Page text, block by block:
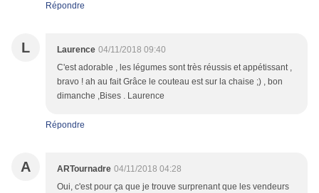
Répondre
L Laurence 04/11/2018 09:40
C'est adorable , les légumes sont très réussis et appétissant ,
bravo ! ah au fait Grâce le couteau est sur la chaise ;) , bon
dimanche ,Bises . Laurence
Répondre
A ARTournadre 04/11/2018 04:28
Oui, c'est pour ça que je trouve surprenant que les vendeurs